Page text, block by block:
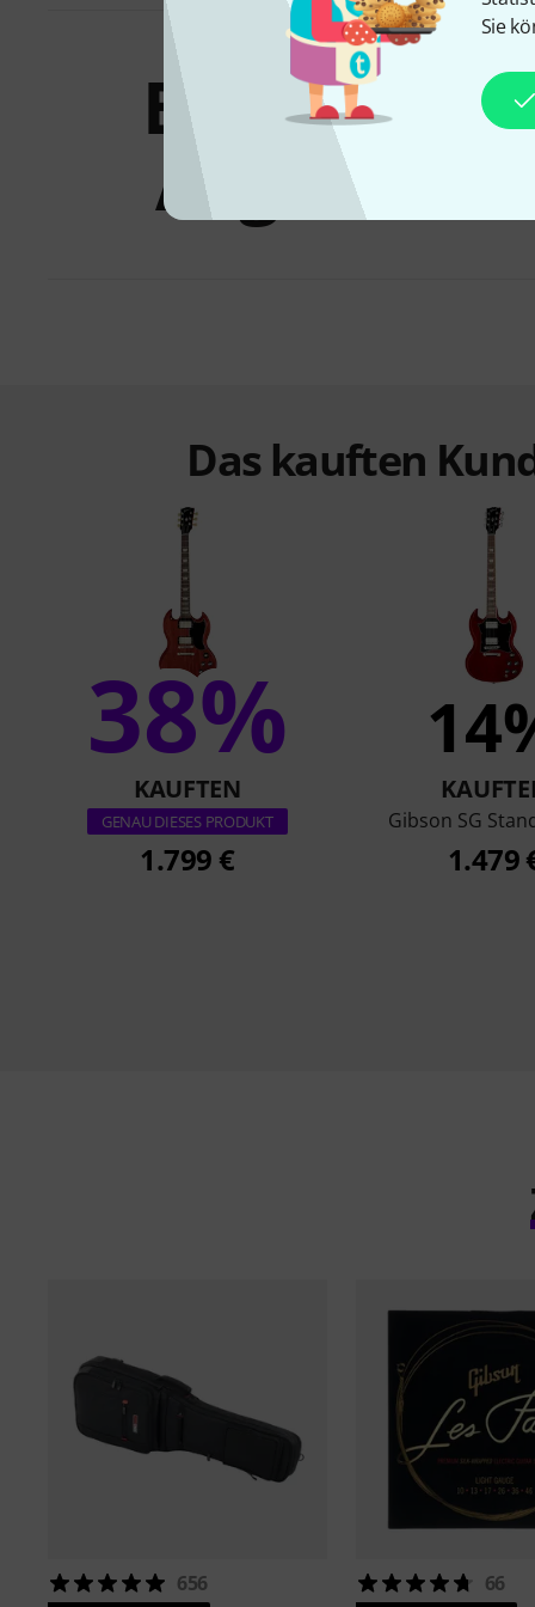
Sie
Bundles &
Angebote
Das kauften
38%
KAUFTEN
GENAU DIESES PRODUKT
1.799 €
Gibson SG
1.479
656 66